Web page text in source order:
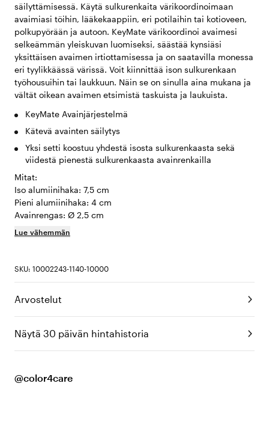
säilyttämisessä. Käytä sulkurenkaita värikoordinoimaan
avaimiasi töihin, lääkekaappiin, eri potilaihin tai kotioveen,
polkupyörään ja autoon. KeyMate värikoordinoi avaimesi
selkeämmän yleiskuvan luomiseksi, säästää kynsiäsi
yksittäisen avaimen irtiottamisessa ja on saatavilla monessa
eri tyylikkäässä värissä. Voit kiinnittää ison sulkurenkaan
työhousuihin tai laukkuun. Näin se on sinulla aina mukana ja
vältät oikean avaimen etsimistä taskuista ja laukuista.
KeyMate Avainjärjestelmä
Kätevä avainten säilytys
Yksi setti koostuu yhdestä isosta sulkurenkaasta sekä
viidestä pienestä sulkurenkaasta avainrenkailla
Mitat:
Iso alumiinihaka: 7,5 cm
Pieni alumiinihaka: 4 cm
Avainrengas: Ø 2,5 cm
Lue vähemmän
SKU: 10002243-1140-10000
Arvostelut
Näytä 30 päivän hintahistoria
@color4care